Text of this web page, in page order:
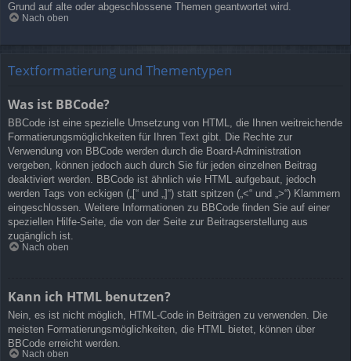
Grund auf alte oder abgeschlossene Themen geantwortet wird.
Nach oben
Textformatierung und Thementypen
Was ist BBCode?
BBCode ist eine spezielle Umsetzung von HTML, die Ihnen weitreichende
Formatierungsmöglichkeiten für Ihren Text gibt. Die Rechte zur
Verwendung von BBCode werden durch die Board-Administration
vergeben, können jedoch auch durch Sie für jeden einzelnen Beitrag
deaktiviert werden. BBCode ist ähnlich wie HTML aufgebaut, jedoch
werden Tags von eckigen („[“ und „]“) statt spitzen („<“ und „>“) Klammern
eingeschlossen. Weitere Informationen zu BBCode finden Sie auf einer
speziellen Hilfe-Seite, die von der Seite zur Beitragserstellung aus
zugänglich ist.
Nach oben
Kann ich HTML benutzen?
Nein, es ist nicht möglich, HTML-Code in Beiträgen zu verwenden. Die
meisten Formatierungsmöglichkeiten, die HTML bietet, können über
BBCode erreicht werden.
Nach oben